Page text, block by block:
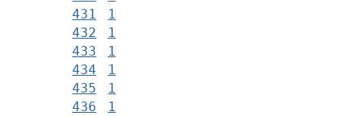
431
1
432
1
433
1
434
1
435
1
436
1